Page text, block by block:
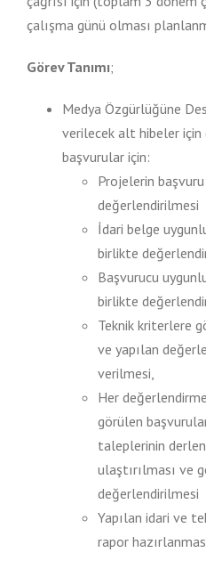
çalışma günü olması
Görev Tanımı;
Medya Özgürlüğüne
verilecek alt hibeler için
başvurular için:
Projelerin
değerlendirilmesi
İdari belge
birlikte
Başvurucu
birlikte
Teknik kriterlere
ve yapılan
verilmesi,
Her
görülen
taleplerinin
ulaştırılması ve
değerlendirilmesi
Yapılan idari ve
rapor